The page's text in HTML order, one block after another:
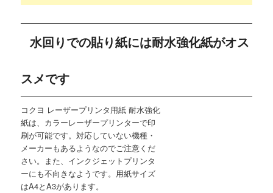
水回りでの貼り紙には耐水強化紙がオス
スメです
コクヨ レーザープリンタ用紙 耐水強化
紙は、カラーレーザープリンターで印
刷が可能です。対応していない機種・
メーカーもあるようなのでご注意くだ
さい。また、インクジェットプリンタ
ーにも不向きなようです。用紙サイズ
はA4とA3があります。